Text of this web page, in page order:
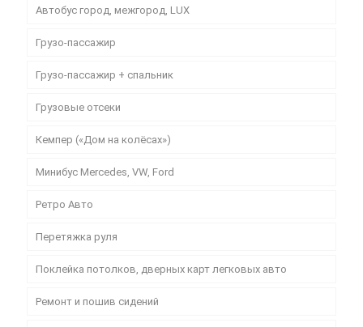
Автобус город, межгород, LUX
Грузо-пассажир
Грузо-пассажир + спальник
Грузовые отсеки
Кемпер («Дом на колёсах»)
Минибус Mercedes, VW, Ford
Ретро Авто
Перетяжка руля
Поклейка потолков, дверных карт легковых авто
Ремонт и пошив сидений